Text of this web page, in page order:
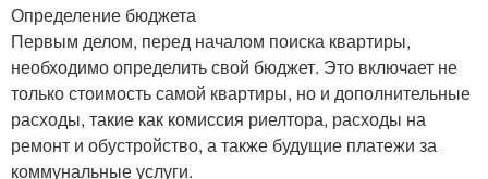
Определение бюджета
Первым делом, перед началом поиска квартиры,
необходимо определить свой бюджет. Это включает не
только стоимость самой квартиры, но и дополнительные
расходы, такие как комиссия риелтора, расходы на
ремонт и обустройство, а также будущие платежи за
коммунальные услуги.